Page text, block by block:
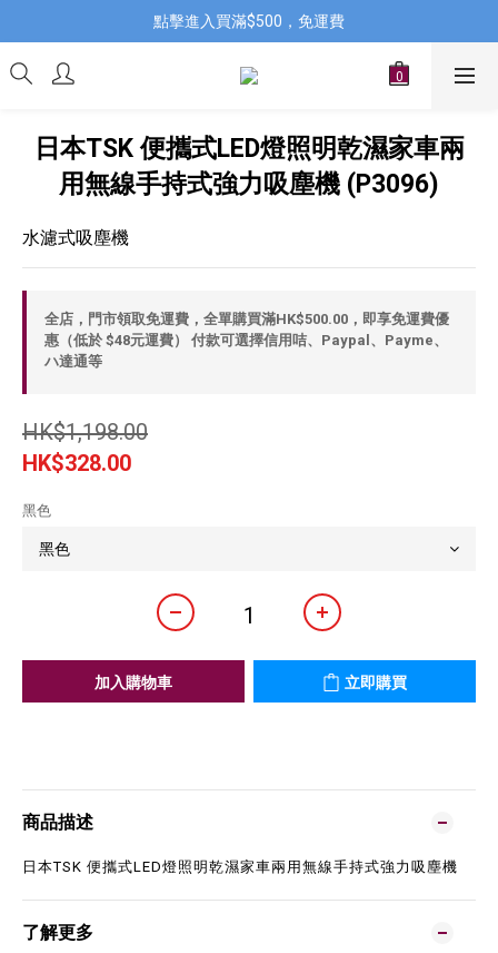
點擊進入買滿$500，免運費
日本TSK 便攜式LED燈照明乾濕家車兩
用無線手持式強力吸塵機 (P3096)
水濾式吸塵機
全店，門市領取免運費，全單購買滿HK$500.00，即享免運費優
惠（低於 $48元運費） 付款可選擇信用咭、Paypal、Payme、
ハ達通等
HK$1,198.00
HK$328.00
黑色
加入購物車 立即購買
商品描述
日本TSK 便攜式LED燈照明乾濕家車兩用無線手持式強力吸塵機
了解更多